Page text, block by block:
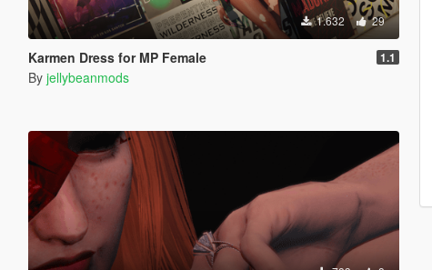
1.632 29
Karmen Dress for MP Female 1.1
By jellybeanmods